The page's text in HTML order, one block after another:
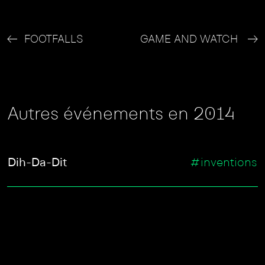
FOOTFALLS GAME AND WATCH
Autres événements en 2014
Dih-Da-Dit #inventions